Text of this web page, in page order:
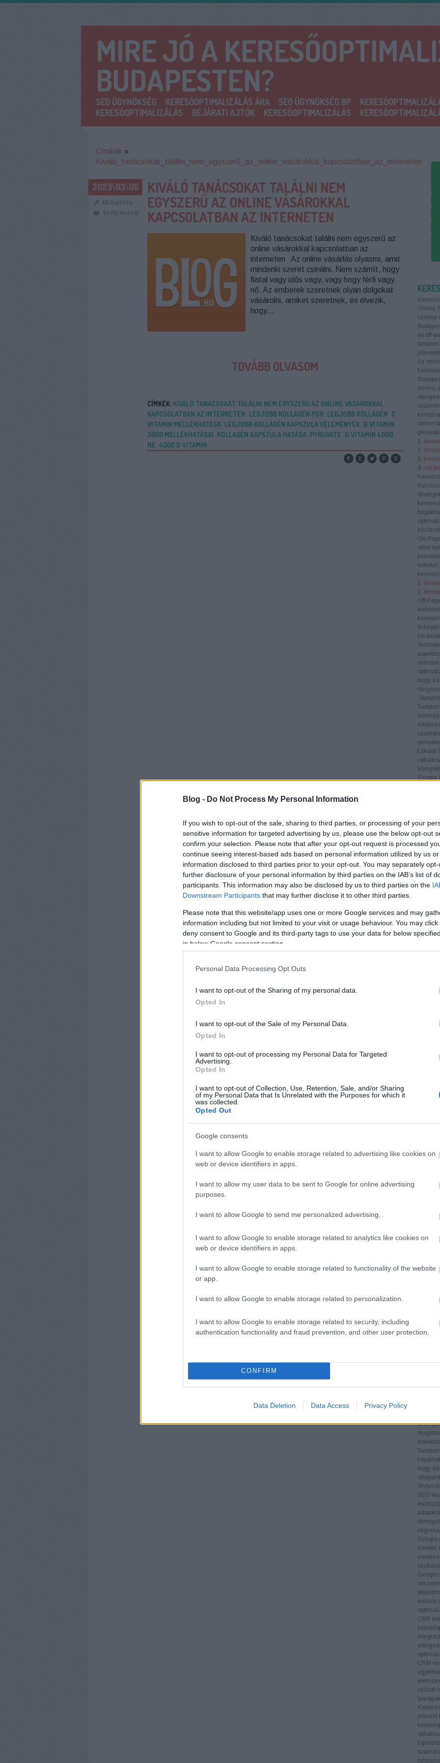
Blog - Do Not Process My Personal Information
If you wish to opt-out of the sale, sharing to third parties, or processing of your
sensitive information for targeted advertising by us, please use the below opt-out
confirm your selection. Please note that after your opt-out request is processed
continue seeing interest-based ads based on personal information utilized by us
information disclosed to third parties prior to your opt-out. You may separately
further disclosure of your personal information by third parties on the IAB’s list of
participants. This information may also be disclosed by us to third parties on the
Downstream Participants that may further disclose it to other third parties.
Please note that this website/app uses one or more Google services and may
information including but not limited to your visit or usage behaviour. You may
deny consent to Google and its third-party tags to use your data for below
in below Google consent section.
Personal Data Processing Opt Outs
I want to opt-out of the Sharing of my personal data.
Opted In
I want to opt-out of the Sale of my Personal Data.
Opted In
I want to opt-out of processing my Personal Data for Targeted
Advertising.
Opted In
I want to opt-out of Collection, Use, Retention, Sale, and/or Sharing
of my Personal Data that Is Unrelated with the Purposes for which it
was collected.
Opted Out
Google consents
I want to allow Google to enable storage related to advertising like cookies on
web or device identifiers in apps.
I want to allow my user data to be sent to Google for online advertising
purposes.
I want to allow Google to send me personalized advertising.
I want to allow Google to enable storage related to analytics like cookies on
web or device identifiers in apps.
I want to allow Google to enable storage related to functionality of the website
or app.
I want to allow Google to enable storage related to personalization.
I want to allow Google to enable storage related to security, including
authentication functionality and fraud prevention, and other user protection.
CONFIRM
Data Deletion Data Access Privacy Policy
MIRE JÓ A
BUDAPESTEN?
SEO ÜGYNÖKSÉG KERESŐOPTIMALIZÁLÁS ÁRA SEO ÜGYNÖKSÉG BP
KERESŐOPTIMALIZÁLÁS
BEJÁRATI AJTÓK KERESŐOPTIMALIZÁLÁS
Címkék »
Kiváló_tanácsokat_találni_nem_egyszerű_az_online_vásárokkal_kapcsolatban_az_interneten
2023\03\06
SEOattila
Szólj hozzá!
KIVÁLÓ TANÁCSOKAT TALÁLNI NEM
EGYSZERŰ AZ ONLINE VÁSÁROKKAL
KAPCSOLATBAN AZ INTERNETEN
Kiváló tanácsokat találni nem egyszerű az
online vásárokkal kapcsolatban az
interneten Az online vásárlás olyasmi, amit
mindenki szeret csinálni. Nem számít, hogy
fiatal vagy idős vagy, vagy hogy férfi vagy
nő. Az emberek szeretnek olyan dolgokat
vásárolni, amiket szeretnek, és élvezik,
hogy…
TOVÁBB OLVASOM
CÍMKÉK: KIVÁLÓ TANÁCSOKAT TALÁLNI NEM EGYSZERŰ AZ ONLINE VÁSÁROKKAL
KAPCSOLATBAN AZ INTERNETEN LEGJOBB KOLLAGÉN POR LEGJOBB KOLLAGÉN C
VITAMIN MELLÉKHATÁSA LEGJOBB KOLLAGÉN KAPSZULA VÉLEMÉNYEK D VITAMIN
3000 MELLÉKHATÁSAI KOLLAGÉN KAPSZULA HATÁSA PYRUVATE D VITAMIN 4000
NE 4000 D VITAMIN
Online
és off-
Az
teremt,
online
1.
2.
3.
4. reit
On-
oldal
1.
2.
Off-
hogy a
értékes
Lokális
Google
5.
8.
9.
10.
SEO
segít
a jobb
üzleti
célja,
több
Javított
SEO
nyújt a
és
oldal
hogy
SEO-
Google
követni
Google
eszköz
CMS
CRM
célzott
Iparágak
jelenlét